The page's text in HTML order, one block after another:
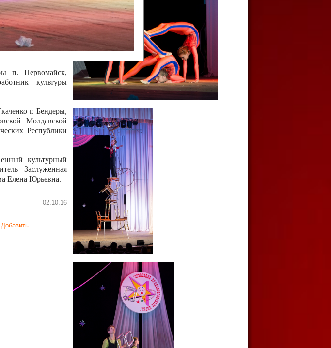
Хачатурян Юрий
культуры г.
Приднестровской
п. Первомайск,
культуры
г. Бендеры,
Молдавской
Республики
культурный
Заслуженная
Елена Юрьевна.
02.10.16
Добавить